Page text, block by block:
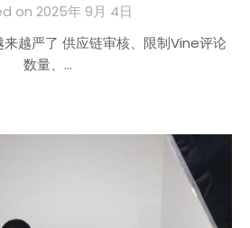
on 2025年 9月 4日
越严了 供应链审核、限制Vine评论
数量、…